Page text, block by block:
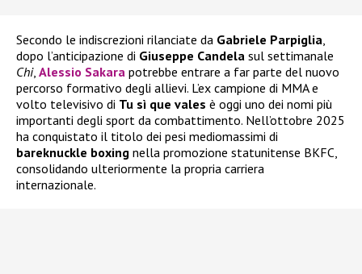
Secondo le indiscrezioni rilanciate da Gabriele Parpiglia,
dopo l’anticipazione di Giuseppe Candela sul settimanale
Chi, Alessio Sakara potrebbe entrare a far parte del nuovo
percorso formativo degli allievi. L’ex campione di MMA e
volto televisivo di Tu sì que vales è oggi uno dei nomi più
importanti degli sport da combattimento. Nell’ottobre 2025
ha conquistato il titolo dei pesi mediomassimi di
bareknuckle boxing nella promozione statunitense BKFC,
consolidando ulteriormente la propria carriera
internazionale.